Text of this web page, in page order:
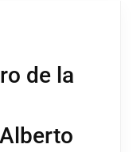
de la